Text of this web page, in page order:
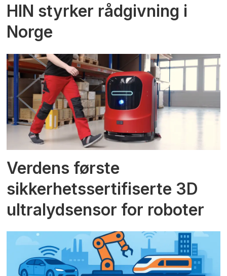
HIN styrker rådgivning i
Norge
Verdens første
sikkerhetssertifiserte 3D
ultralydsensor for roboter